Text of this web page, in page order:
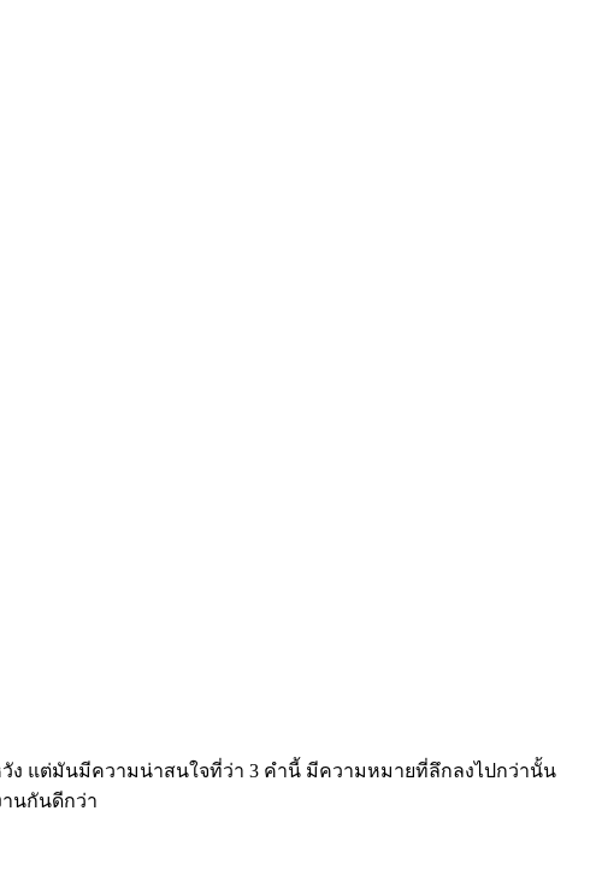
ง แต่มันมีความน่าสนใจที่ว่า 3 คำนี้ มีความหมายที่ลึกลงไปกว่านั้น
นกันดีกว่า